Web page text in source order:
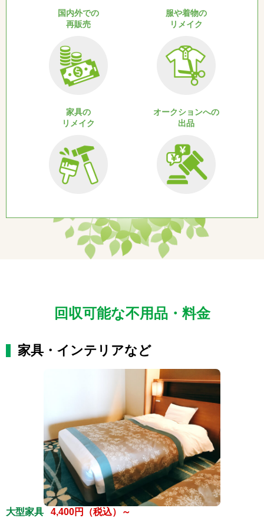
国内外での
再販売
服や着物の
リメイク
家具の
リメイク
オークションへの
出品
回収可能な不用品・料金
家具・インテリアなど
大型家具
4,400円（税込）～